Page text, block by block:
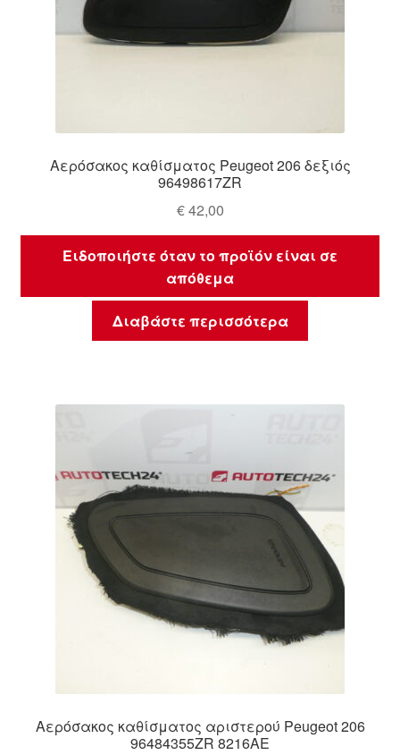
Αερόσακος καθίσματος Peugeot 206 δεξιός
96498617ZR
€42,00
Ειδοποιήστε όταν το προϊόν είναι σε
απόθεμα
Διαβάστε περισσότερα
Αερόσακος καθίσματος αριστερού Peugeot 206
96484355ZR 8216AE